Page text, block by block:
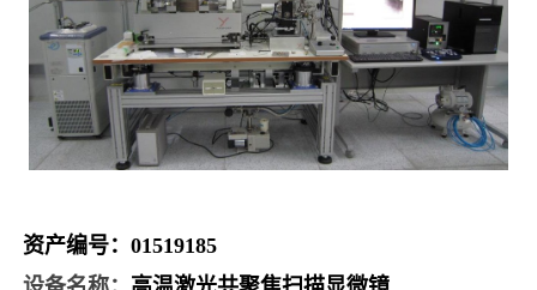
资产编号：01519185